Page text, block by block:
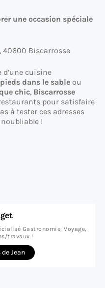
une occasion spéciale
40600 Biscarrosse
d’une cuisine
dans le sable ou
chic, Biscarrosse
pour satisfaire
à tester ces adresses
!
Gastronomie, Voyage,
travaux !
Jean